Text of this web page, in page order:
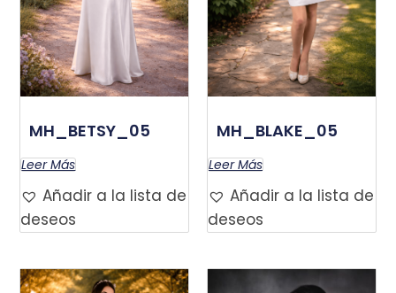
MH_BETSY_05
Leer Más
Añadir a la lista de
deseos
MH_BLAKE_05
Leer Más
Añadir a la lista de
deseos